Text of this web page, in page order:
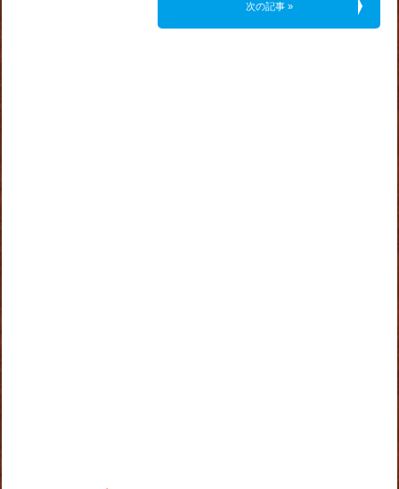
次の記事 »